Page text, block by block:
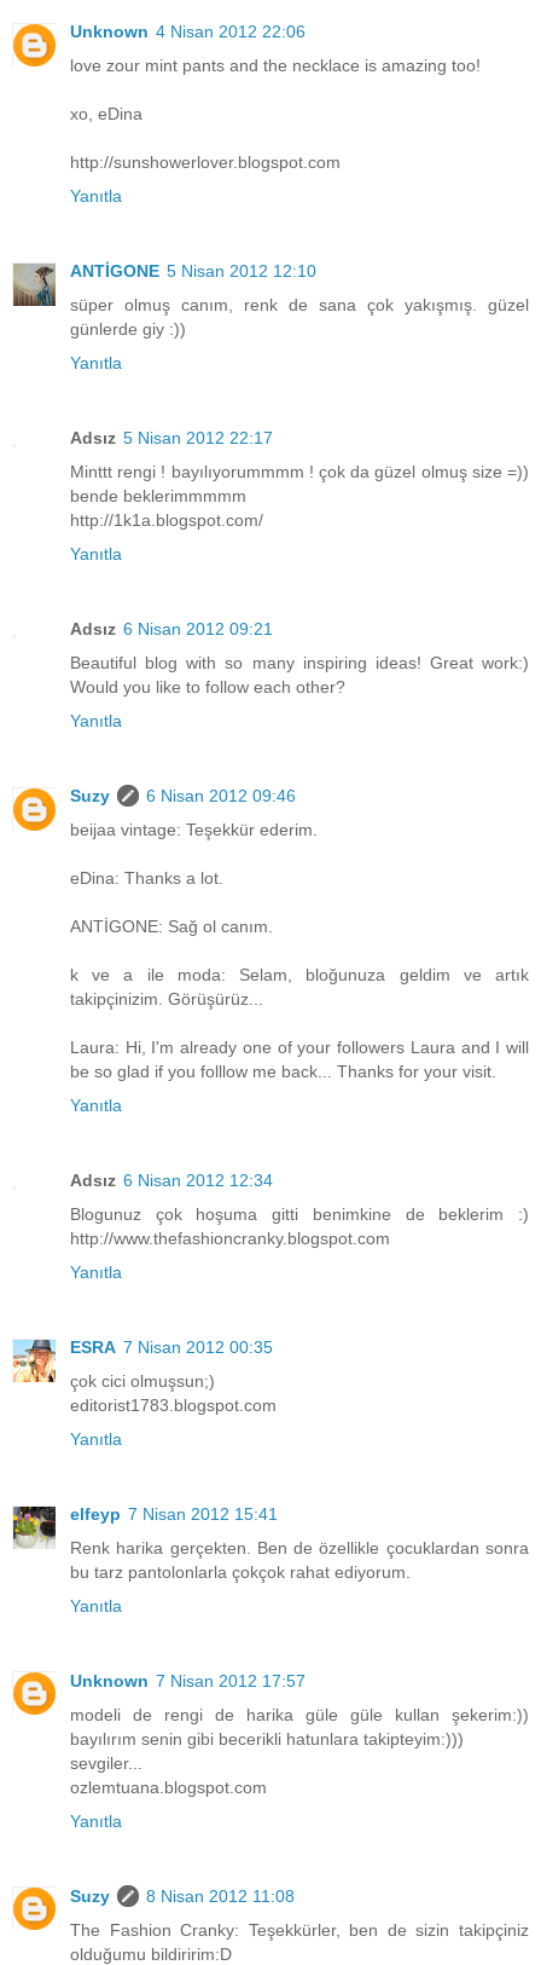
Unknown 4 Nisan 2012 22:06
love zour mint pants and the necklace is amazing too!
xo, eDina
http://sunshowerlover.blogspot.com
Yanıtla
ANTİGONE 5 Nisan 2012 12:10
süper olmuş canım, renk de sana çok yakışmış. güzel
günlerde giy :))
Yanıtla
Adsız 5 Nisan 2012 22:17
Minttt rengi ! bayılıyorummmm ! çok da güzel olmuş size =))
bende beklerimmmmm
http://1k1a.blogspot.com/
Yanıtla
Adsız 6 Nisan 2012 09:21
Beautiful blog with so many inspiring ideas! Great work:)
Would you like to follow each other?
Yanıtla
Suzy
6 Nisan 2012 09:46
beijaa vintage: Teşekkür ederim.
eDina: Thanks a lot.
ANTİGONE: Sağ ol canım.
k ve a ile moda: Selam, bloğunuza geldim ve artık
takipçinizim. Görüşürüz...
Laura: Hi, I'm already one of your followers Laura and I will
be so glad if you folllow me back... Thanks for your visit.
Yanıtla
Adsız 6 Nisan 2012 12:34
Blogunuz çok hoşuma gitti benimkine de beklerim :)
http://www.thefashioncranky.blogspot.com
Yanıtla
ESRA 7 Nisan 2012 00:35
çok cici olmuşsun;)
editorist1783.blogspot.com
Yanıtla
elfeyp 7 Nisan 2012 15:41
Renk harika gerçekten. Ben de özellikle çocuklardan sonra
bu tarz pantolonlarla çokçok rahat ediyorum.
Yanıtla
Unknown 7 Nisan 2012 17:57
modeli de rengi de harika güle güle kullan şekerim:))
bayılırım senin gibi becerikli hatunlara takipteyim:)))
sevgiler...
ozlemtuana.blogspot.com
Yanıtla
Suzy
8 Nisan 2012 11:08
The Fashion Cranky: Teşekkürler, ben de sizin takipçiniz
olduğumu bildiririm:D